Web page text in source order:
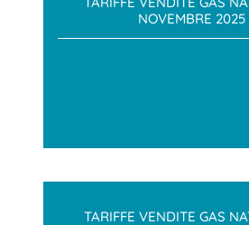
NOVEMBRE 2025
TARIFFE VENDITE GAS